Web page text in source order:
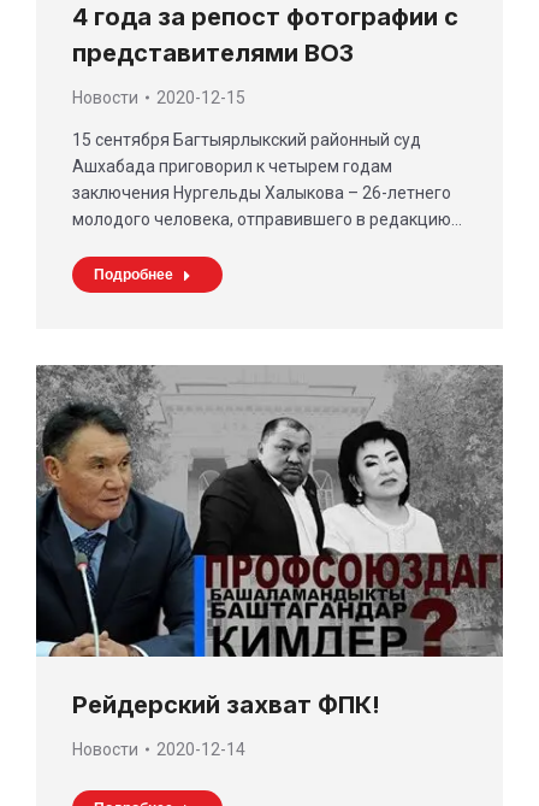
4 года за репост фотографии с
представителями ВОЗ
Новости 2020-12-15
15 сентября Багтыярлыкский районный суд
Ашхабада приговорил к четырем годам
заключения Нургельды Халыкова – 26-летнего
молодого человека, отправившего в редакцию…
Подробнее
Рейдерский захват ФПК!
Новости 2020-12-14